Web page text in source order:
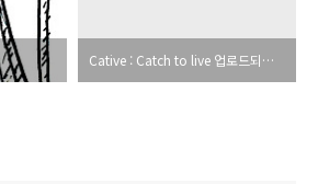
Cative : Catch to live 업로드되었습니다.